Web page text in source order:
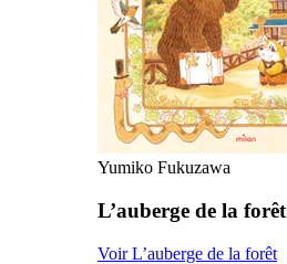
Yumiko Fukuzawa
L’auberge de la forêt
Voir L’auberge de la forêt